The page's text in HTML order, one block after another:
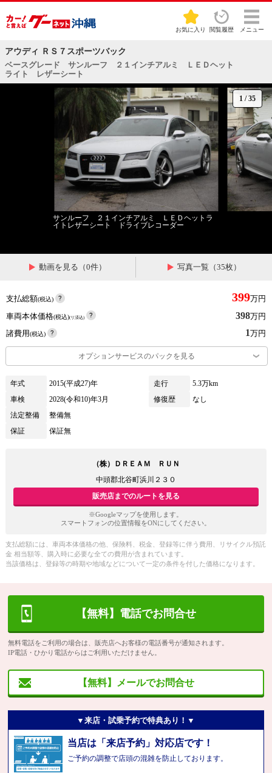
お気に入り 閲覧履歴 メニュー
アウディ ＲＳ７スポーツバック
ベースグレード サンルーフ ２１インチアルミ ＬＥＤヘット
ライト レザーシート
1 /35
サンルーフ ２１インチアルミ ＬＥＤヘットラ
イトレザーシート ドライブレコーダー
動画を見る（0件） 写真一覧（35枚）
支払総額(税込) 399万円
車両本体価格(税込)(リ済込) 398万円
諸費用(税込) 1万円
オプションサービスのパックを見る
年式 2015(平成27)年 走行
5.3万km
車検
2028(令和10)年3月 修復歴
なし
法定整備
整備無
保証
保証無
（株）ＤＲＥＡＭ ＲＵＮ
中頭郡北谷町浜川２３０
販売店までのルートを見る
※Googleマップを使用します。
スマートフォンの位置情報をONにしてください。
支払総額には、車両本体価格の他、保険料、税金、登録等に伴う費用、リサイクル預託
金 相当額等、購入時に必要な全ての費用が含まれています。
当該価格は、登録等の時期や地域などについて一定の条件を付した価格になります。
【無料】電話でお問合せ
無料電話をご利用の場合は、販売店へお客様の電話番号が通知されます。
IP電話・ひかり電話からはご利用いただけません。
【無料】メールでお問合せ
▼来店・試乗予約で特典あり！▼
当店は「来店予約」対応店です！
ご予約の調整で店頭の混雑を防止しております。